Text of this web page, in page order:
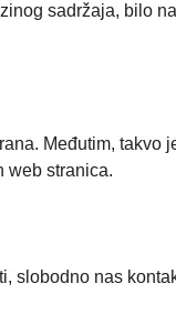
sadržaja, bilo
Međutim,
web stranica.
slobodno nas